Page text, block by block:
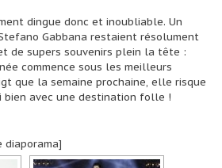
dingue donc et inoubliable. Un
Gabbana restaient résolument
de supers souvenirs plein la tête :
commence sous les meilleurs
que la semaine prochaine, elle risque
avec une destination folle !
diaporama]